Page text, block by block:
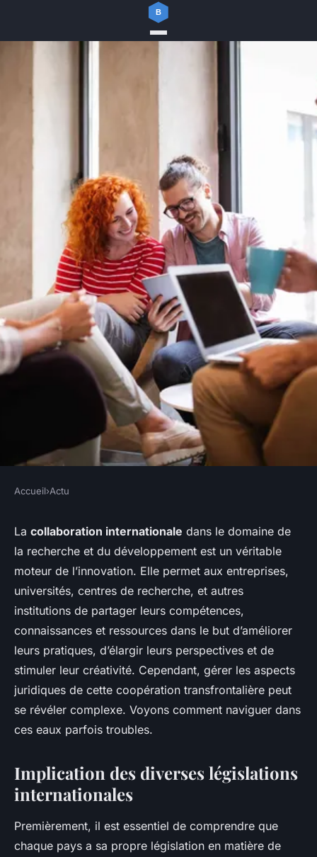
Comment gérer les aspects
juridiques de la collaboration
internationale dans les projets
de recherche et
développement ?
Accueil›Actu
La collaboration internationale dans le domaine de
la recherche et du développement est un véritable
moteur de l’innovation. Elle permet aux entreprises,
universités, centres de recherche, et autres
institutions de partager leurs compétences,
connaissances et ressources dans le but d’améliorer
leurs pratiques, d’élargir leurs perspectives et de
stimuler leur créativité. Cependant, gérer les aspects
juridiques de cette coopération transfrontalière peut
se révéler complexe. Voyons comment naviguer dans
ces eaux parfois troubles.
Implication des diverses législations
internationales
Premièrement, il est essentiel de comprendre que
chaque pays a sa propre législation en matière de